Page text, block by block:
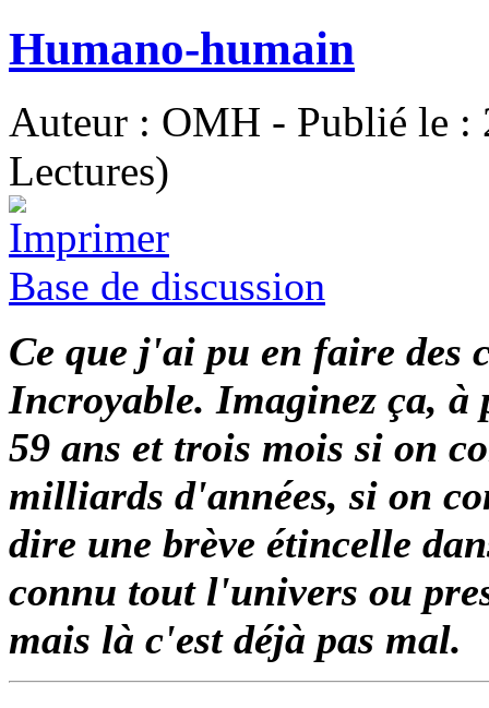
Humano-humain
Auteur : OMH - Publié le :
Lectures)
Base de discussion
Ce que j'ai pu en faire des
Incroyable. Imaginez ça, à
59 ans et trois mois si on
milliards d'années, si on
dire une brève étincelle
connu tout l'univers ou
mais là c'est déjà pas mal.